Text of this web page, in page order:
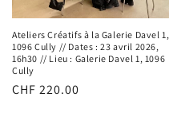
Ateliers Créatifs à la Galerie Davel 1,
1096 Cully // Dates : 23 avril 2026,
16h30 // Lieu : Galerie Davel 1, 1096
Cully
Prix
CHF 220.00